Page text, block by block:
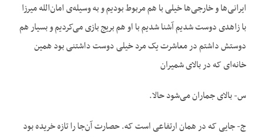
ایرانی‌ها و خارجی‌ها خیلی با هم مربوط بودیم و به وسیله‌ی امان‌الله میرزا
با زاهدی دوست شدیم آشنا شدیم با او هم بریج بازی می‌کردیم و بسیار هم
دوستش داشتم در معاشرت یک مرد خیلی دوست داشتنی بود همین
خانه‌ای که در بالای شمیران
س- بالای جماران می‌شود حالا.
ج- جایی که در همان ارتفاعی است که. حصارت آن‌جا را تازه خریده بود